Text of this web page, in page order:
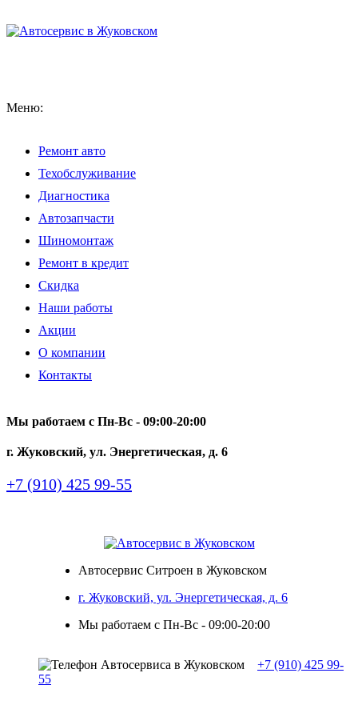
Меню:
Ремонт авто
Техобслуживание
Диагностика
Автозапчасти
Шиномонтаж
Ремонт в кредит
Скидка
Наши работы
Акции
О компании
Контакты
Мы работаем с Пн-Вc - 09:00-20:00
г. Жуковский, ул. Энергетическая, д. 6
+7 (910) 425 99-55
Автосервис Ситроен в Жуковском
г. Жуковский, ул. Энергетическая, д. 6
Мы работаем с Пн-Вc - 09:00-20:00
+7 (910) 425 99-
55